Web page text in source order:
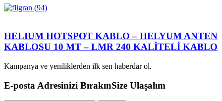
HELIUM HOTSPOT KABLO – HELYUM ANTEN
KABLOSU 10 MT – LMR 240 KALİTELİ KABLO
Kampanya ve yeniliklerden ilk sen haberdar ol.
E-posta Adresinizi BırakınSize Ulaşalım